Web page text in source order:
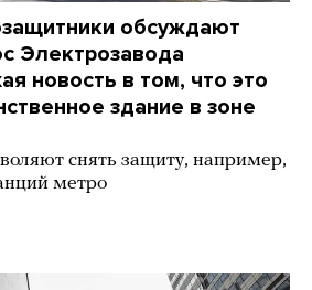
обсуждают
Электрозавода
новость в том, что это
здание в зоне
снять защиту, например,
метро